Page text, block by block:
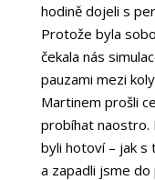
hodině dojeli s
Protože byla
čekala nás
pauzami mezi
Martinem prošli
probíhat naostro.
byli hotoví – jak s
a zapadli jsme do